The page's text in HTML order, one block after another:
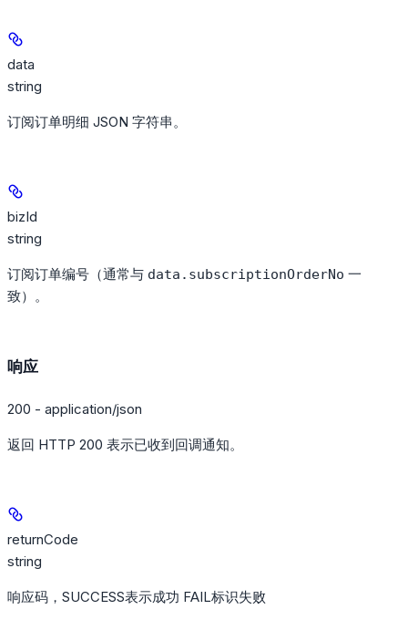
data
string
订阅订单明细 JSON 字符串。
bizId
string
订阅订单编号（通常与 data.subscriptionOrderNo 一
致）。
响应
200 - application/json
返回 HTTP 200 表示已收到回调通知。
returnCode
string
响应码，SUCCESS表示成功 FAIL标识失败